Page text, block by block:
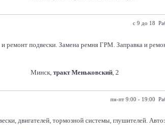
с 9 до 18
подвески. Замена ремня ГРМ. Заправка и
Минск, тракт Меньковский, 2
пн-пт 9:00 - 19:00
двигателей, тормозной системы, глушителей.